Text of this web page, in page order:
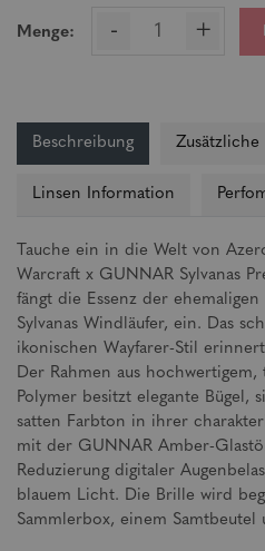
Menge: - +
Beschreibung
Linsen Information
Tauche ein in die Welt von
Warcraft x GUNNAR Sylvanas
fängt die Essenz der
Sylvanas Windläufer, ein. Das
ikonischen Wayfarer-Stil
Der Rahmen aus
Polymer besitzt elegante Bügel,
satten Farbton in ihrer
mit der GUNNAR Amber-
Reduzierung digitaler
blauem Licht. Die Brille wird
Sammlerbox, einem